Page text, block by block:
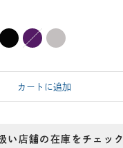
ンク
ドブラックパープルアッシュグレー
カートに追加
い店舗の在庫をチェック